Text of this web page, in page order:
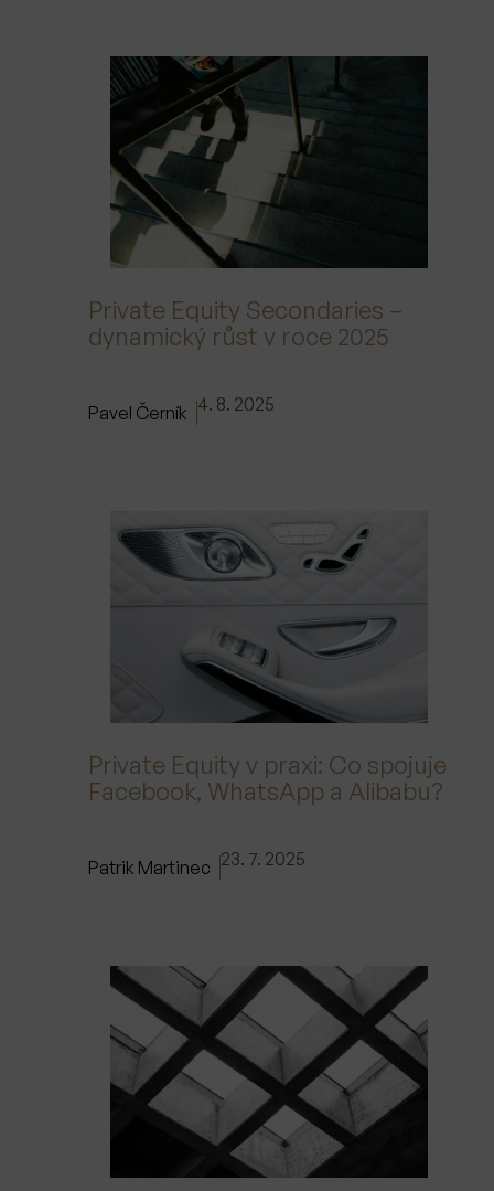
Private Equity Secondaries –
dynamický růst v roce 2025
Pavel Černík 4. 8. 2025
Private Equity v praxi: Co spojuje
Facebook, WhatsApp a Alibabu?
Patrik Martinec 23. 7. 2025